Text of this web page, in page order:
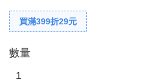
買滿399折29元
數量